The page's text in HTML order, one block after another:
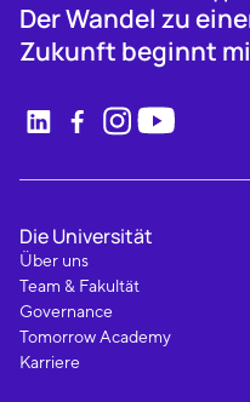
Der Wandel zu
Zukunft beginnt
Die Universität
Über uns
Team & Fakultät
Governance
Tomorrow Academy
Karriere